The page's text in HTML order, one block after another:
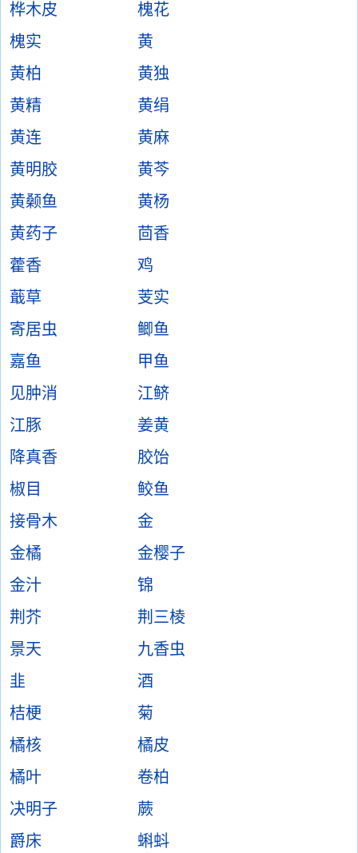
桦木皮
槐花
槐实
黄
黄柏
黄独
黄精
黄绢
黄连
黄麻
黄明胶
黄芩
黄颡鱼
黄杨
黄药子
茴香
藿香
鸡
蕺草
芰实
寄居虫
鲫鱼
嘉鱼
甲鱼
见肿消
江鲚
江豚
姜黄
降真香
胶饴
椒目
鲛鱼
接骨木
金
金橘
金樱子
金汁
锦
荆芥
荆三棱
景天
九香虫
韭
酒
桔梗
菊
橘核
橘皮
橘叶
卷柏
决明子
蕨
爵床
蝌蚪